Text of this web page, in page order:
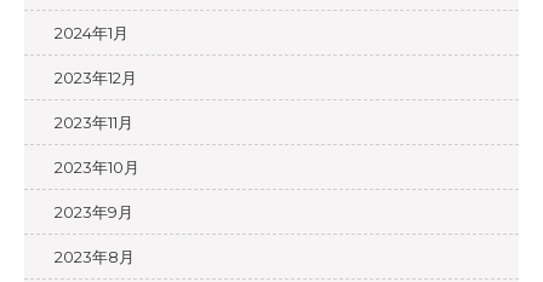
2024年1月
2023年12月
2023年11月
2023年10月
2023年9月
2023年8月